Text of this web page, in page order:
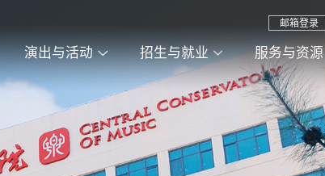
演出与活动 招生与就业 服务与资源
邮箱登录